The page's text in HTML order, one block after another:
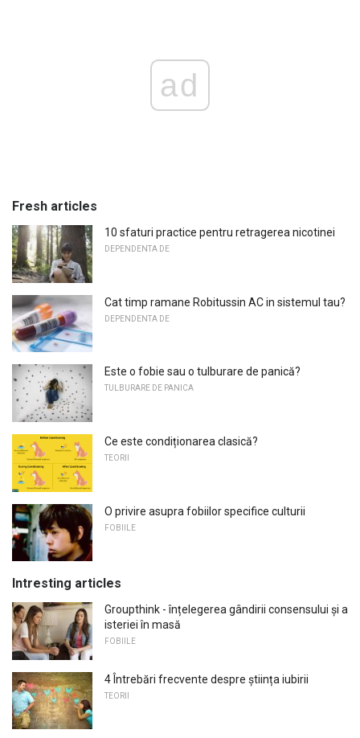
ad
Fresh articles
10 sfaturi practice pentru retragerea nicotinei
DEPENDENTA DE
Cat timp ramane Robitussin AC in sistemul tau?
DEPENDENTA DE
Este o fobie sau o tulburare de panică?
TULBURARE DE PANICA
Ce este condiționarea clasică?
TEORII
O privire asupra fobiilor specifice culturii
FOBIILE
Intresting articles
Groupthink - înțelegerea gândirii consensului și a
isteriei în masă
FOBIILE
4 Întrebări frecvente despre știința iubirii
TEORII